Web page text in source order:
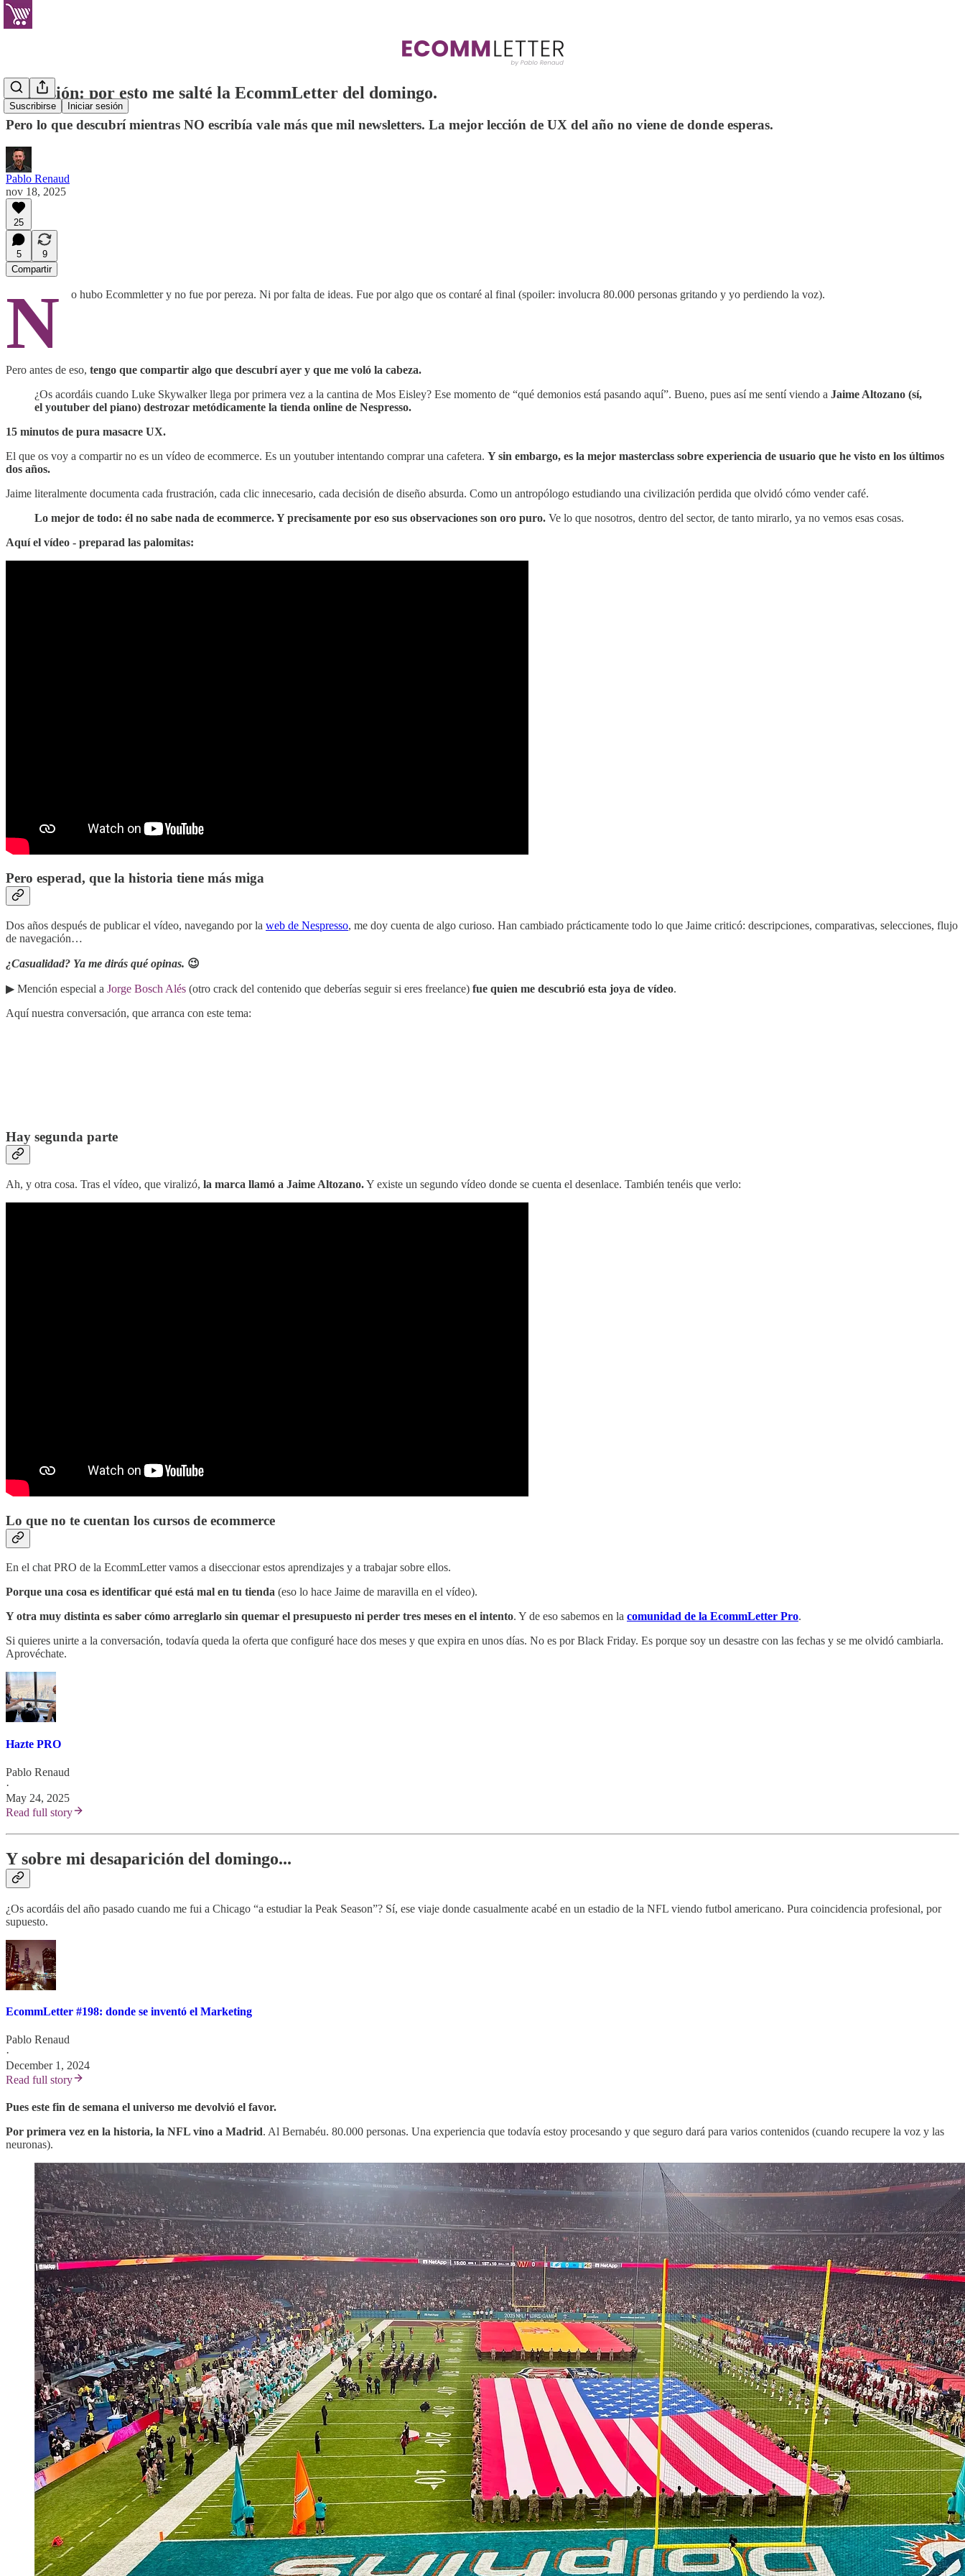
Suscribirse Iniciar sesión
Confesión: por esto me salté la EcommLetter del domingo.
Pero lo que descubrí mientras NO escribía vale más que mil newsletters. La mejor lección de UX del año no viene de donde esperas.
Pablo Renaud
nov 18, 2025
25
5
9
Compartir
N o hubo Ecommletter y no fue por pereza. Ni por falta de ideas. Fue por algo que os contaré al final (spoiler: involucra 80.000 personas gritando y yo perdiendo la voz).
Pero antes de eso, tengo que compartir algo que descubrí ayer y que me voló la cabeza.
¿Os acordáis cuando Luke Skywalker llega por primera vez a la cantina de Mos Eisley? Ese momento de “qué demonios está pasando aquí”. Bueno, pues así me sentí viendo a Jaime Altozano (sí,
el youtuber del piano) destrozar metódicamente la tienda online de Nespresso.
15 minutos de pura masacre UX.
El que os voy a compartir no es un vídeo de ecommerce. Es un youtuber intentando comprar una cafetera. Y sin embargo, es la mejor masterclass sobre experiencia de usuario que he visto en los últimos
dos años.
Jaime literalmente documenta cada frustración, cada clic innecesario, cada decisión de diseño absurda. Como un antropólogo estudiando una civilización perdida que olvidó cómo vender café.
Lo mejor de todo: él no sabe nada de ecommerce. Y precisamente por eso sus observaciones son oro puro. Ve lo que nosotros, dentro del sector, de tanto mirarlo, ya no vemos esas cosas.
Aquí el vídeo - preparad las palomitas:
Pero esperad, que la historia tiene más miga
Dos años después de publicar el vídeo, navegando por la web de Nespresso, me doy cuenta de algo curioso. Han cambiado prácticamente todo lo que Jaime criticó: descripciones, comparativas, selecciones, flujo
de navegación…
¿Casualidad? Ya me dirás qué opinas. 😉
▶︎ Mención especial a Jorge Bosch Alés (otro crack del contenido que deberías seguir si eres freelance) fue quien me descubrió esta joya de vídeo.
Aquí nuestra conversación, que arranca con este tema:
Hay segunda parte
Ah, y otra cosa. Tras el vídeo, que viralizó, la marca llamó a Jaime Altozano.Y existe un segundo vídeo donde se cuenta el desenlace. También tenéis que verlo:
Lo que no te cuentan los cursos de ecommerce
En el chat PRO de la EcommLetter vamos a diseccionar estos aprendizajes y a trabajar sobre ellos.
Porque una cosa es identificar qué está mal en tu tienda (eso lo hace Jaime de maravilla en el vídeo).
Y otra muy distinta es saber cómo arreglarlo sin quemar el presupuesto ni perder tres meses en el intento. Y de eso sabemos en la comunidad de la EcommLetter Pro.
Si quieres unirte a la conversación, todavía queda la oferta que configuré hace dos meses y que expira en unos días. No es por Black Friday. Es porque soy un desastre con las fechas y se me olvidó cambiarla.
Aprovéchate.
Hazte PRO
Pablo Renaud
·
May 24, 2025
Read full story
Y sobre mi desaparición del domingo...
¿Os acordáis del año pasado cuando me fui a Chicago “a estudiar la Peak Season”? Sí, ese viaje donde casualmente acabé en un estadio de la NFL viendo futbol americano. Pura coincidencia profesional, por
supuesto.
EcommLetter #198: donde se inventó el Marketing
Pablo Renaud
·
December 1, 2024
Read full story
Pues este fin de semana el universo me devolvió el favor.
Por primera vez en la historia, la NFL vino a Madrid. Al Bernabéu. 80.000 personas. Una experiencia que todavía estoy procesando y que seguro dará para varios contenidos (cuando recupere la voz y las
neuronas).